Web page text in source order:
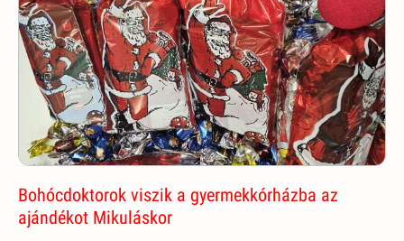
Bohócdoktorok viszik a gyermekkórházba az
ajándékot Mikuláskor